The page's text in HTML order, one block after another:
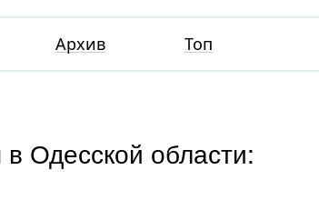
Архив Топ
Одесской области: